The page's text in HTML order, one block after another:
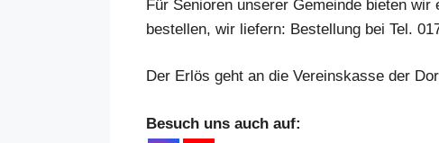
Für Senioren unserer Gemeinde bieten wir
bestellen, wir liefern: Bestellung bei Tel.
Der Erlös geht an die Vereinskasse der
Besuch uns auch auf: